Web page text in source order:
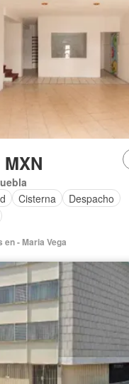
Cisterna
Despacho
en - Maria Vega